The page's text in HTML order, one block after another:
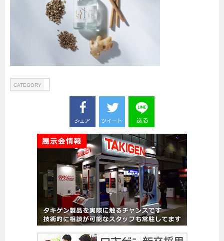
モニターアーム
CFRP（炭素繊維強化プラスチック）
ソリューション
船舶・港湾設備
試作・特注品の事例集
SDGs配慮・脱炭素
医療・福祉・介護関連
ロボット・自動化装置関連
二次電池関連
EV・PHEV充電器関連
再生可能エネルギー
CATEGORY